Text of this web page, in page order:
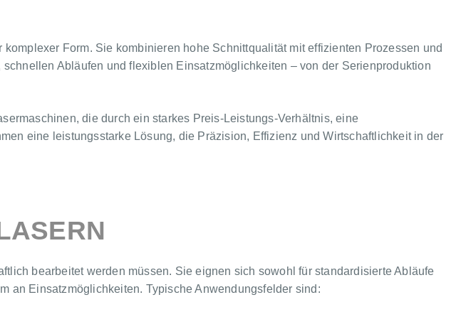
Form. Sie kombinieren hohe Schnittqualität mit effizienten Prozessen und
Abläufen und flexiblen Einsatzmöglichkeiten – von der Serienproduktion
die durch ein starkes Preis-Leistungs-Verhältnis, eine
eine leistungsstarke Lösung, die Präzision, Effizienz und Wirtschaftlichkeit in der
bearbeitet werden müssen. Sie eignen sich sowohl für standardisierte Abläufe
an Einsatzmöglichkeiten. Typische Anwendungsfelder sind: